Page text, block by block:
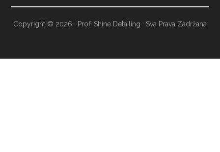
Copyright © 2026 · Profi Shine Detailing · Sva Prava Zadržana